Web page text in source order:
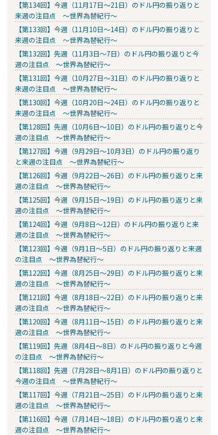
【第134回】今週（11月17日～21日）のドル円の振り返りと
来週の注目点 ～世界為替紀行～
【第133回】今週（11月10日～14日）のドル円の振り返りと
来週の注目点 ～世界為替紀行～
【第132回】先週（11月3日～7日）のドル円の振り返りと今
週の注目点 ～世界為替紀行～
【第131回】今週（10月27日～31日）のドル円の振り返りと
来週の注目点 ～世界為替紀行～
【第130回】今週（10月20日～24日）のドル円の振り返りと
来週の注目点 ～世界為替紀行～
【第128回】先週（10月6日～10日）のドル円の振り返りと今
週の注目点 ～世界為替紀行～
【第127回】今週（9月29日～10月3日）のドル円の振り返り
と来週の注目点 ～世界為替紀行～
【第126回】今週（9月22日～26日）のドル円の振り返りと来
週の注目点 ～世界為替紀行～
【第125回】今週（9月15日～19日）のドル円の振り返りと来
週の注目点 ～世界為替紀行～
【第124回】今週（9月8日～12日）のドル円の振り返りと来
週の注目点 ～世界為替紀行～
【第123回】今週（9月1日～5日）のドル円の振り返りと来週
の注目点 ～世界為替紀行～
【第122回】今週（8月25日～29日）のドル円の振り返りと来
週の注目点 ～世界為替紀行～
【第121回】今週（8月18日～22日）のドル円の振り返りと来
週の注目点 ～世界為替紀行～
【第120回】今週（8月11日～15日）のドル円の振り返りと来
週の注目点 ～世界為替紀行～
【第119回】先週（8月4日～8日）のドル円の振り返りと今週
の注目点 ～世界為替紀行～
【第118回】先週（7月28日～8月1日）のドル円の振り返りと
今週の注目点 ～世界為替紀行～
【第117回】今週（7月21日～25日）のドル円の振り返りと来
週の注目点 ～世界為替紀行～
【第116回】今週（7月14日～18日）のドル円の振り返りと来
週の注目点 ～世界為替紀行～